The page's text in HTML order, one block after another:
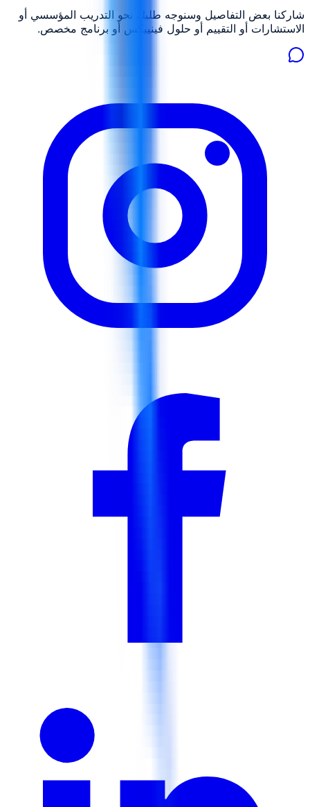
شاركنا بعض التفاصيل وسنوجه طلبك نحو التدريب المؤسسي أو
الاستشارات أو التقييم أو حلول فينييكس أو برنامج مخصص.